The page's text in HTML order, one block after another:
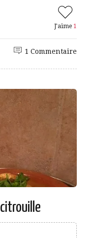
J'aime 1
1 Commentaire